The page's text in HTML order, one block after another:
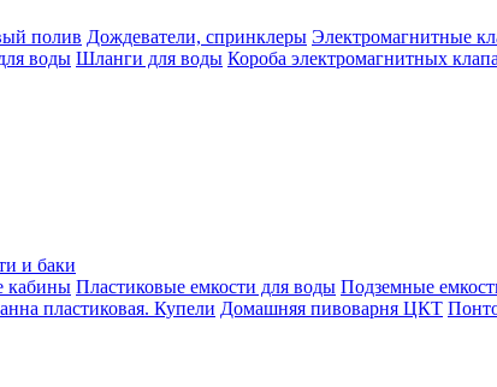
полив Дождеватели, спринклеры Электромагнитные
воды Шланги для воды Короба электромагнитных
и баки
кабины Пластиковые емкости для воды Подземные
пластиковая. Купели Домашняя пивоварня ЦКТ